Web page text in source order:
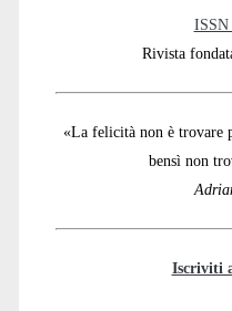
ISSN
Rivista
«La felicità non è trovare
bensì non
Iscriviti